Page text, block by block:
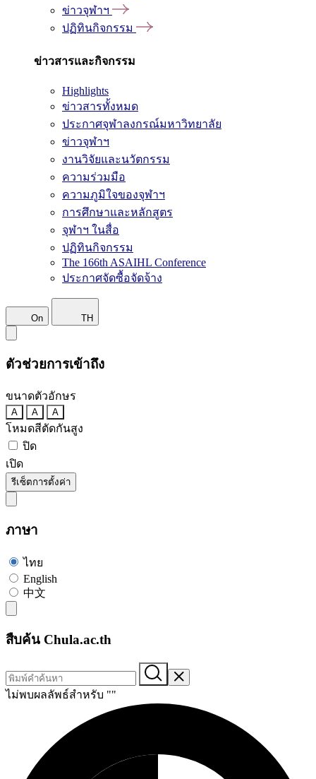
ข่าวจุฬาฯ
ปฏิทินกิจกรรม
ข่าวสารและกิจกรรม
Highlights
ข่าวสารทั้งหมด
ประกาศจุฬาลงกรณ์มหาวิทยาลัย
ข่าวจุฬาฯ
งานวิจัยและนวัตกรรม
ความร่วมมือ
ความภูมิใจของจุฬาฯ
การศึกษาและหลักสูตร
จุฬาฯ ในสื่อ
ปฏิทินกิจกรรม
The 166th ASAIHL Conference
ประกาศจัดซื้อจัดจ้าง
On TH
ตัวช่วยการเข้าถึง
ขนาดตัวอักษร
A A A
โหมดสีตัดกันสูง
ปิด
เปิด
รีเซ็ตการตั้งค่า
ภาษา
ไทย
English
中文
สืบค้น Chula.ac.th
ไม่พบผลลัพธ์สำหรับ ""